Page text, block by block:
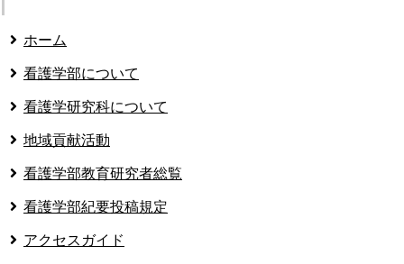
ホーム
看護学部について
看護学研究科について
地域貢献活動
看護学部教育研究者総覧
看護学部紀要投稿規定
アクセスガイド